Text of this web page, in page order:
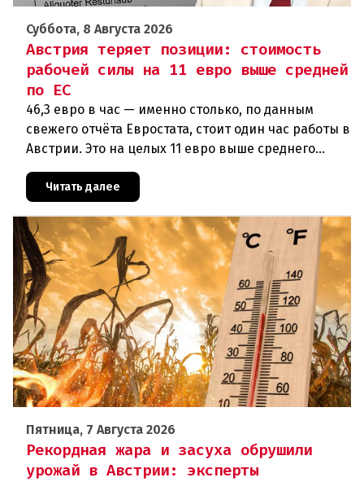
Суббота, 8 Августа 2026
Австрия теряет позиции: стоимость
рабочей силы на 11 евро выше средней
по ЕС
46,3 евро в час — именно столько, по данным
свежего отчёта Евростата, стоит один час работы в
Австрии. Это на целых 11 евро выше среднего
показателя по ЕС (34,9 евро). Особенно наглядно
конкурентное о
Читать далее
Пятница, 7 Августа 2026
Рекордная жара и засуха обрушили
урожай в Австрии: эксперты